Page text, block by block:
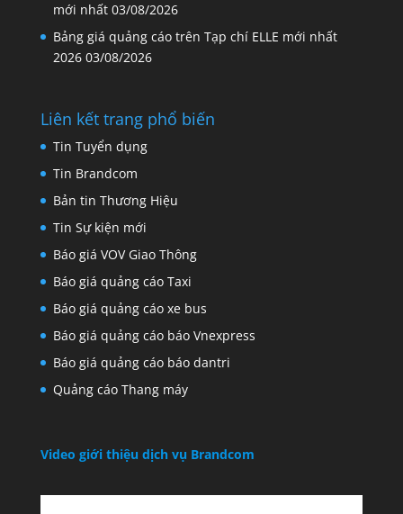
mới nhất 03/08/2026
Bảng giá quảng cáo trên Tạp chí ELLE mới nhất
2026 03/08/2026
Liên kết trang phổ biến
Tin Tuyển dụng
Tin Brandcom
Bản tin Thương Hiệu
Tin Sự kiện mới
Báo giá VOV Giao Thông
Báo giá quảng cáo Taxi
Báo giá quảng cáo xe bus
Báo giá quảng cáo báo Vnexpress
Báo giá quảng cáo báo dantri
Quảng cáo Thang máy
Video giới thiệu dịch vụ Brandcom